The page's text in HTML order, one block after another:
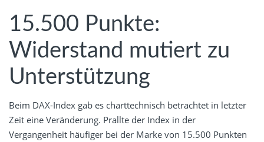
15.500 Punkte:
Widerstand mutiert zu
Unterstützung
Beim DAX-Index gab es charttechnisch betrachtet in letzter
Zeit eine Veränderung. Prallte der Index in der
Vergangenheit häufiger bei der Marke von 15.500 Punkten